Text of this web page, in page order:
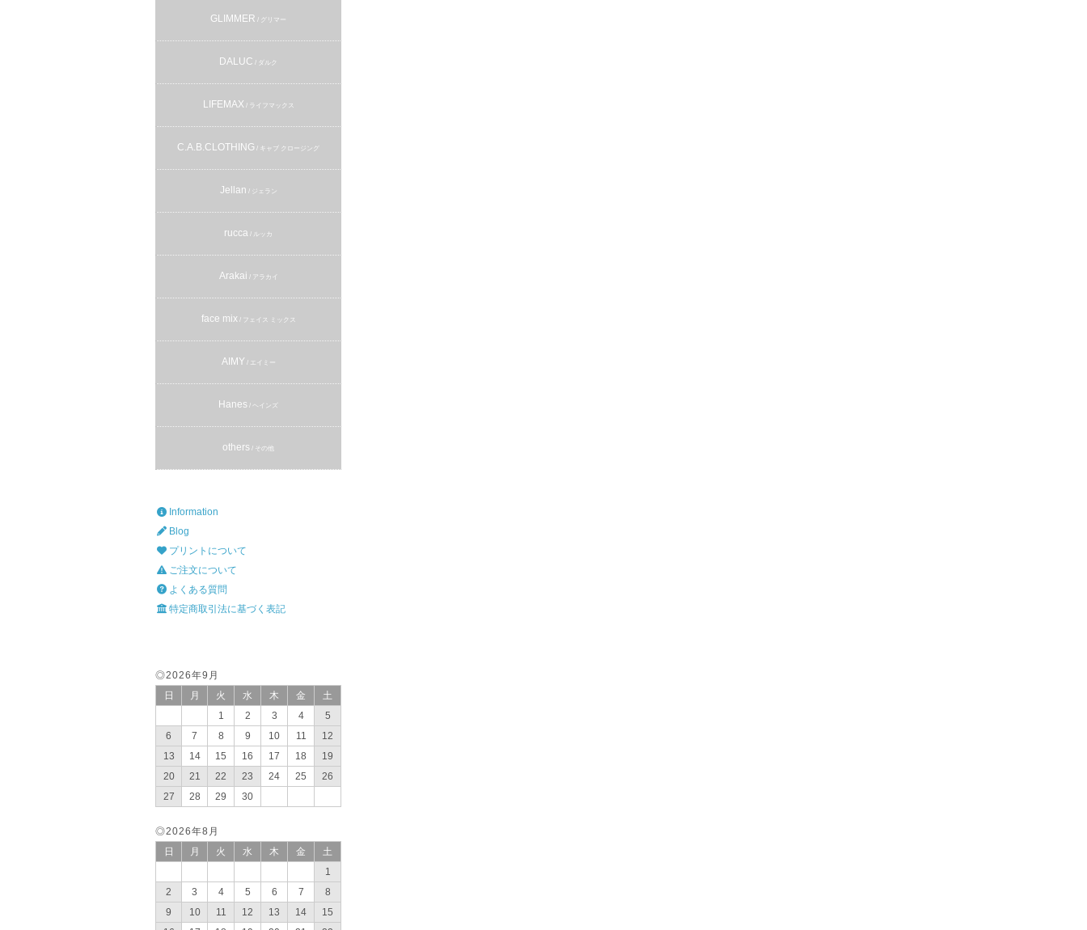
GLIMMER / グリマー
DALUC / ダルク
LIFEMAX / ライフマックス
C.A.B.CLOTHING / キャブ クロージング
Jellan / ジェラン
rucca / ルッカ
Arakai / アラカイ
face mix/ フェイス ミックス
AIMY / エイミー
Hanes / ヘインズ
others / その他
Information
Blog
プリントについて
ご注文について
よくある質問
特定商取引法に基づく表記
◎2026年9月
日
月 火 水 木 金
土
1
2 3 4
5
6
7 8 9 10 11
12
13
14 15 16 17 18
19
20
21 22 23 24 25
26
27
28 29 30
◎2026年8月
日
月 火 水 木 金
土
1
2
3 4 5 6 7
8
9
10 11 12 13 14
15